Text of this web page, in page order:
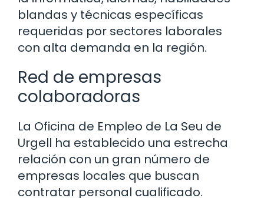
blandas y técnicas específicas
requeridas por sectores laborales
con alta demanda en la región.
Red de empresas
colaboradoras
La Oficina de Empleo de La Seu de
Urgell ha establecido una estrecha
relación con un gran número de
empresas locales que buscan
contratar personal cualificado.